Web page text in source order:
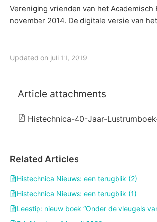
Vereniging vrienden van het
november 2014. De digitale versie van
Updated on juli 11, 2019
Article attachments
Histechnica-40-Jaar-
Related Articles
Histechnica Nieuws: een terugblik (2)
Histechnica Nieuws: een terugblik (1)
Leestip: nieuw boek “Onder de vleugels